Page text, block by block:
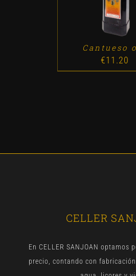
Cantueso
€11.20
CELLER
En CELLER SANJOAN optamos
precio, contando con